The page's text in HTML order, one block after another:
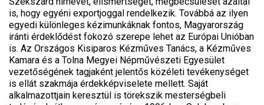
is, hogy egyéni exportjoggal rendelkezik. Továbbá az ilyen
egyedi különleges kézimunkáknak fontos, Magyarország
iránti érdeklődést fokozó szerepe lehet az Európai Unióban
is. Az Országos Kisiparos Kézműves Tanács, a Kézműves
Kamara és a Tolna Megyei Népművészeti Egyesület
vezetőségének tagjaként jelentős közéleti tevékenységet
is ellát szakmája érdekképviselete mellett. Saját
alkalmazottjain keresztül is törekszik mesterségbeli